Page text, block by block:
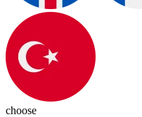
choose